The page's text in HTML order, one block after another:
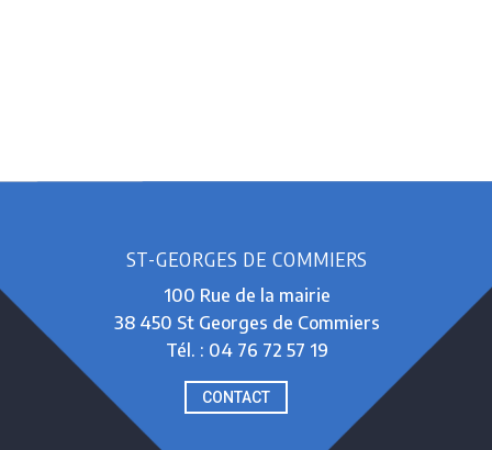
ST-GEORGES DE COMMIERS
100 Rue de la mairie
38 450 St Georges de Commiers
Tél. : 04 76 72 57 19
CONTACT